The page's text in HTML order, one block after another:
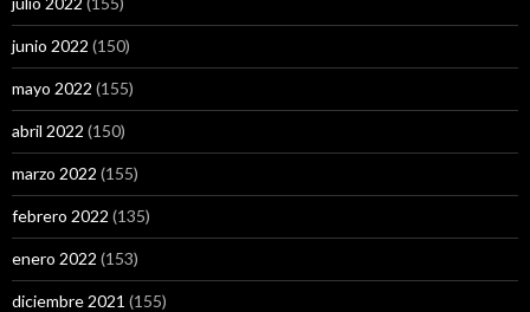
junio 2022 (150)
mayo 2022 (155)
abril 2022 (150)
marzo 2022 (155)
febrero 2022 (135)
enero 2022 (153)
diciembre 2021 (155)